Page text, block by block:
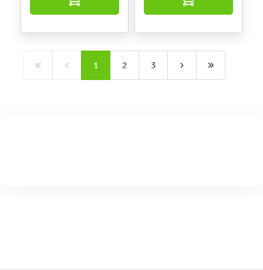
1 2 3